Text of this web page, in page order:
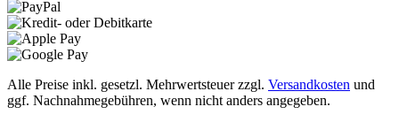
Alle Preise inkl. gesetzl. Mehrwertsteuer zzgl. Versandkosten und
ggf. Nachnahmegebühren, wenn nicht anders angegeben.